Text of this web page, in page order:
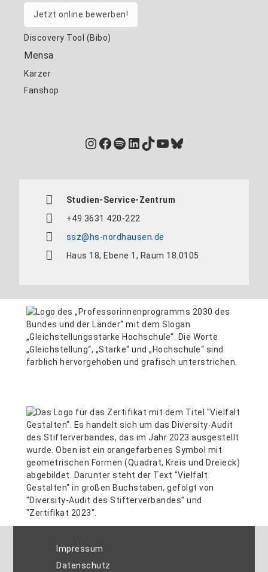
Jetzt online bewerben!
Discovery Tool (Bibo)
Mensa
Karzer
Fanshop
Instagram
Facebook
Spotify
LinkedIn
TikTok
YouTube
Bluesky
Studien-Service-Zentrum
+49 3631 420-222
ssz@hs-nordhausen.de
Haus 18, Ebene 1, Raum 18.0105
Impressum
Datenschutz